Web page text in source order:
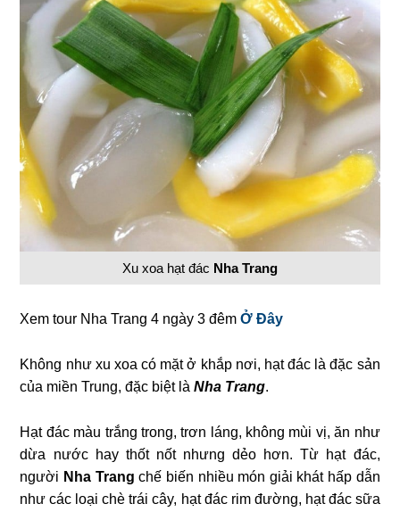
Xu xoa hạt đác Nha Trang
Xem tour Nha Trang 4 ngày 3 đêmỞ Đây
Không như xu xoa có mặt ở khắp nơi, hạt đác là đặc sản
của miền Trung, đặc biệt làNha Trang.
Hạt đác màu trắng trong, trơn láng, không mùi vị, ăn như
dừa nước hay thốt nốt nhưng dẻo hơn. Từ hạt đác,
người Nha Trang chế biến nhiều món giải khát hấp dẫn
như các loại chè trái cây, hạt đác rim đường, hạt đác sữa